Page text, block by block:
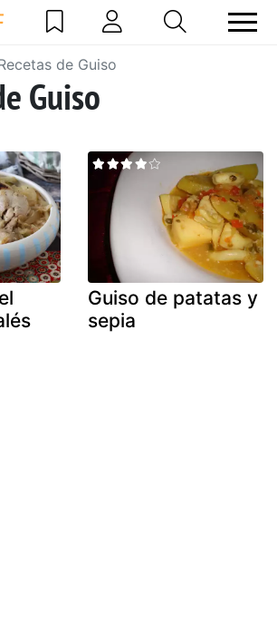
de Guiso
Guiso
Guiso de patatas y
sepia